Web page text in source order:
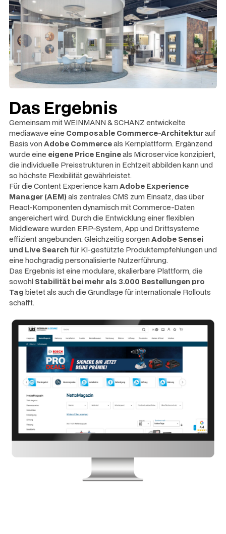
Das Ergebnis
Gemeinsam mit WEINMANN & SCHANZ entwickelte
mediawave eine Composable Commerce-Architekturauf
Basis von Adobe Commerceals Kernplattform. Ergänzend
wurde eine eigene Price Engineals Microservice konzipiert,
die individuelle Preisstrukturen in Echtzeit abbilden kann und
so höchste Flexibilität gewährleistet.
Für die Content Experience kam Adobe Experience
Manager (AEM)als zentrales CMS zum Einsatz, das über
React-Komponenten dynamisch mit Commerce-Daten
angereichert wird. Durch die Entwicklung einer flexiblen
Middleware wurden ERP-System, App und Drittsysteme
effizient angebunden. Gleichzeitig sorgen Adobe Sensei
und Live Searchfür KI-gestützte Produktempfehlungen und
eine hochgradig personalisierte Nutzerführung.
Das Ergebnis ist eine modulare, skalierbare Plattform, die
sowohl Stabilität bei mehr als 3.000 Bestellungen pro
Tag bietet als auch die Grundlage für internationale Rollouts
schafft.